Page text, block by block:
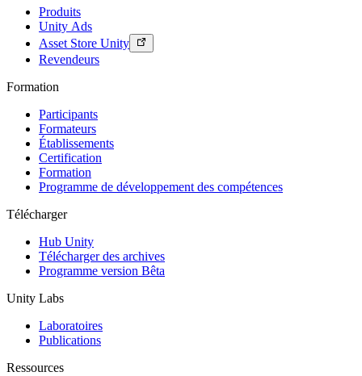
Produits
Unity Ads
Asset Store Unity
Revendeurs
Formation
Participants
Formateurs
Établissements
Certification
Formation
Programme de développement des compétences
Télécharger
Hub Unity
Télécharger des archives
Programme version Bêta
Unity Labs
Laboratoires
Publications
Ressources